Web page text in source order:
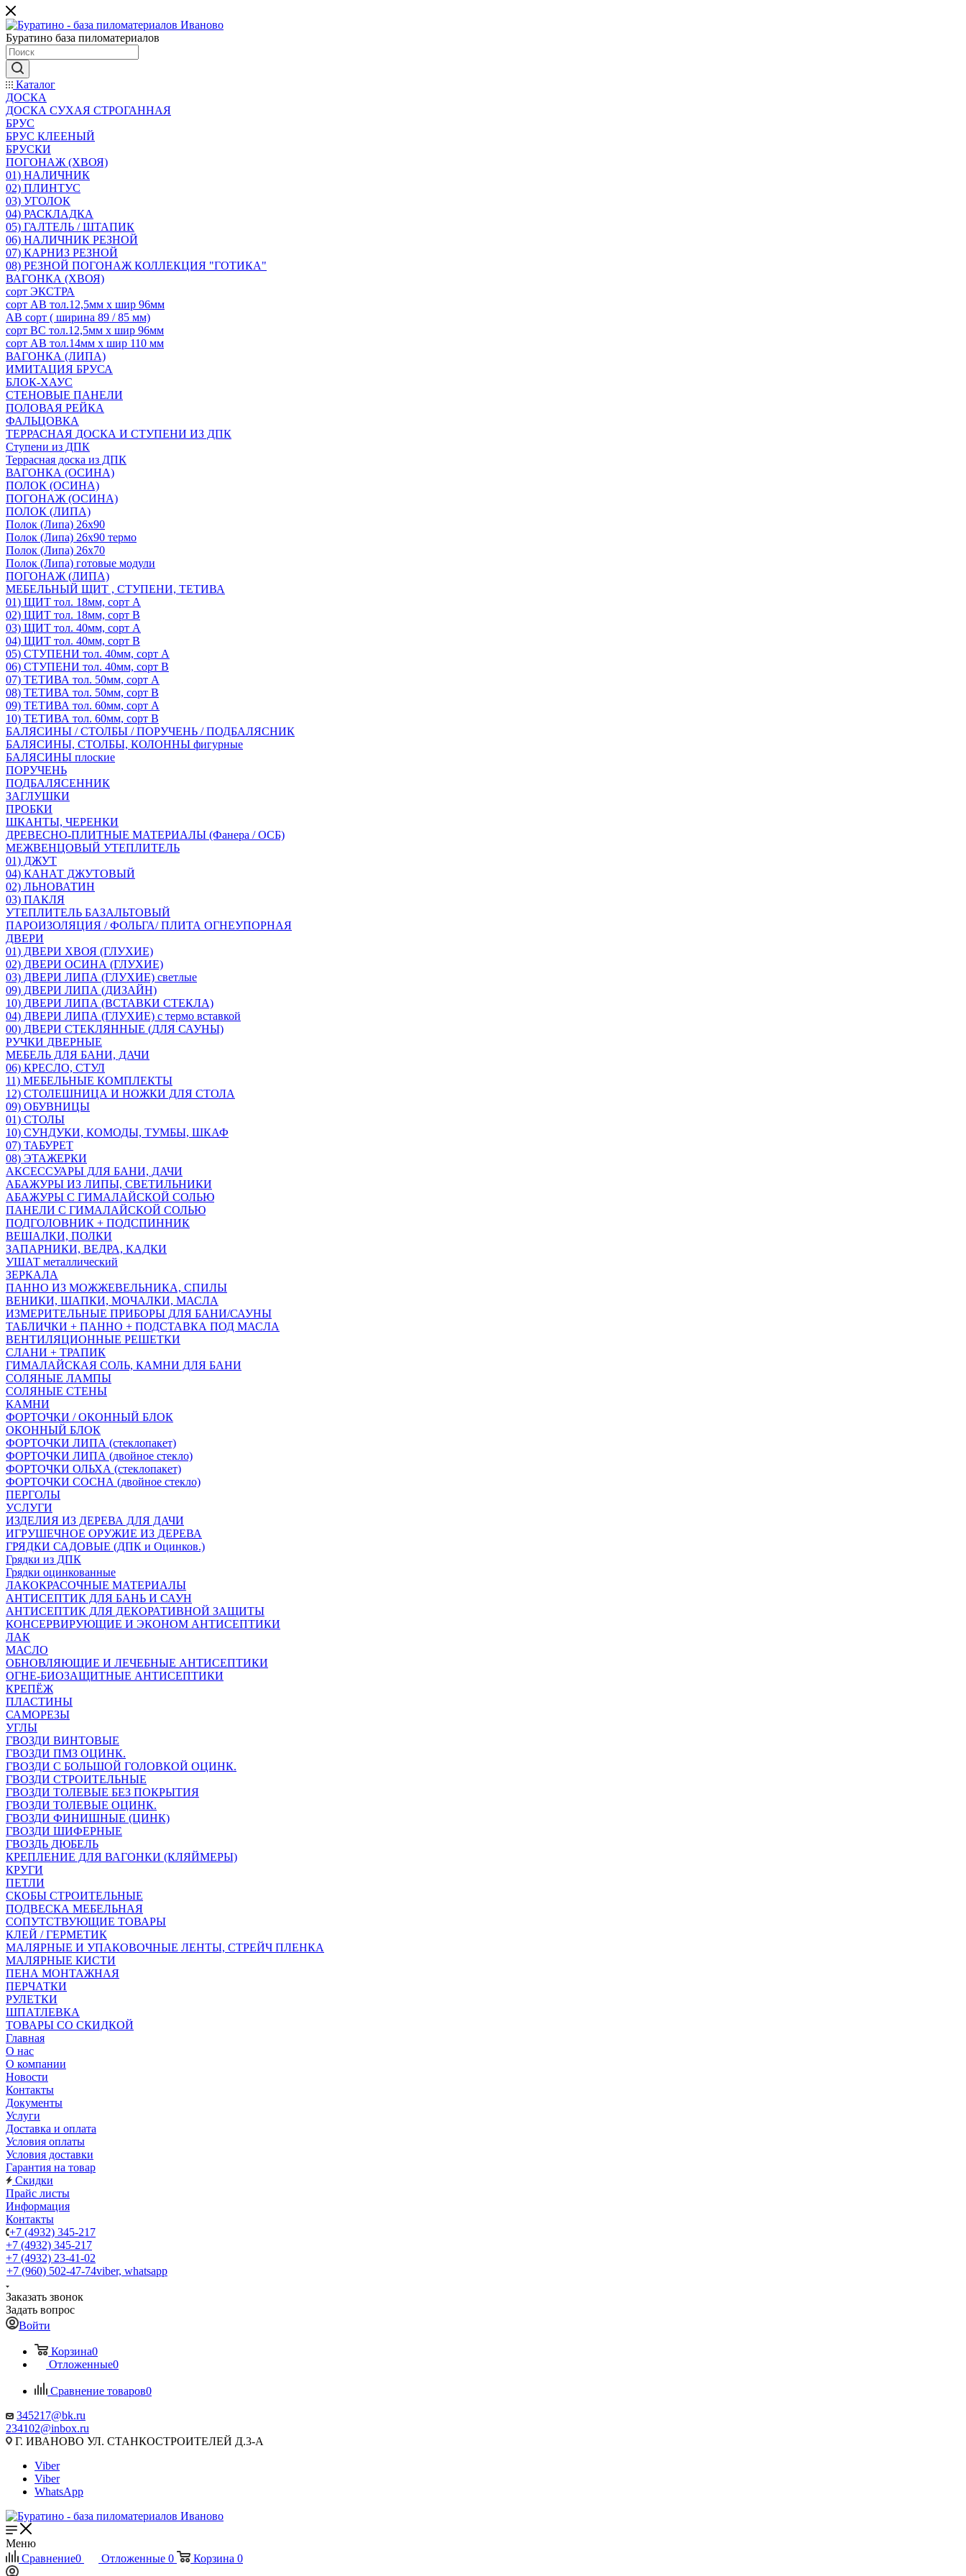
Буратино база пиломатериалов
Каталог
ДОСКА
ДОСКА СУХАЯ СТРОГАННАЯ
БРУС
БРУС КЛЕЕНЫЙ
БРУСКИ
ПОГОНАЖ (ХВОЯ)
01) НАЛИЧНИК
02) ПЛИНТУС
03) УГОЛОК
04) РАСКЛАДКА
05) ГАЛТЕЛЬ / ШТАПИК
06) НАЛИЧНИК РЕЗНОЙ
07) КАРНИЗ РЕЗНОЙ
08) РЕЗНОЙ ПОГОНАЖ КОЛЛЕКЦИЯ "ГОТИКА"
ВАГОНКА (ХВОЯ)
сорт ЭКСТРА
сорт АВ тол.12,5мм х шир 96мм
АВ сорт ( ширина 89 / 85 мм)
сорт ВС тол.12,5мм х шир 96мм
сорт АВ тол.14мм х шир 110 мм
ВАГОНКА (ЛИПА)
ИМИТАЦИЯ БРУСА
БЛОК-ХАУС
СТЕНОВЫЕ ПАНЕЛИ
ПОЛОВАЯ РЕЙКА
ФАЛЬЦОВКА
ТЕРРАСНАЯ ДОСКА И СТУПЕНИ ИЗ ДПК
Ступени из ДПК
Террасная доска из ДПК
ВАГОНКА (ОСИНА)
ПОЛОК (ОСИНА)
ПОГОНАЖ (ОСИНА)
ПОЛОК (ЛИПА)
Полок (Липа) 26х90
Полок (Липа) 26х90 термо
Полок (Липа) 26х70
Полок (Липа) готовые модули
ПОГОНАЖ (ЛИПА)
МЕБЕЛЬНЫЙ ЩИТ , СТУПЕНИ, ТЕТИВА
01) ЩИТ тол. 18мм, сорт А
02) ЩИТ тол. 18мм, сорт В
03) ЩИТ тол. 40мм, сорт А
04) ЩИТ тол. 40мм, сорт В
05) СТУПЕНИ тол. 40мм, сорт А
06) СТУПЕНИ тол. 40мм, сорт В
07) ТЕТИВА тол. 50мм, сорт А
08) ТЕТИВА тол. 50мм, сорт В
09) ТЕТИВА тол. 60мм, сорт А
10) ТЕТИВА тол. 60мм, сорт В
БАЛЯСИНЫ / СТОЛБЫ / ПОРУЧЕНЬ / ПОДБАЛЯСНИК
БАЛЯСИНЫ, СТОЛБЫ, КОЛОННЫ фигурные
БАЛЯСИНЫ плоские
ПОРУЧЕНЬ
ПОДБАЛЯСЕННИК
ЗАГЛУШКИ
ПРОБКИ
ШКАНТЫ, ЧЕРЕНКИ
ДРЕВЕСНО-ПЛИТНЫЕ МАТЕРИАЛЫ (Фанера / ОСБ)
МЕЖВЕНЦОВЫЙ УТЕПЛИТЕЛЬ
01) ДЖУТ
04) КАНАТ ДЖУТОВЫЙ
02) ЛЬНОВАТИН
03) ПАКЛЯ
УТЕПЛИТЕЛЬ БАЗАЛЬТОВЫЙ
ПАРОИЗОЛЯЦИЯ / ФОЛЬГА/ ПЛИТА ОГНЕУПОРНАЯ
ДВЕРИ
01) ДВЕРИ ХВОЯ (ГЛУХИЕ)
02) ДВЕРИ ОСИНА (ГЛУХИЕ)
03) ДВЕРИ ЛИПА (ГЛУХИЕ) светлые
09) ДВЕРИ ЛИПА (ДИЗАЙН)
10) ДВЕРИ ЛИПА (ВСТАВКИ СТЕКЛА)
04) ДВЕРИ ЛИПА (ГЛУХИЕ) с термо вставкой
00) ДВЕРИ СТЕКЛЯННЫЕ (ДЛЯ САУНЫ)
РУЧКИ ДВЕРНЫЕ
МЕБЕЛЬ ДЛЯ БАНИ, ДАЧИ
06) КРЕСЛО, СТУЛ
11) МЕБЕЛЬНЫЕ КОМПЛЕКТЫ
12) СТОЛЕШНИЦА И НОЖКИ ДЛЯ СТОЛА
09) ОБУВНИЦЫ
01) СТОЛЫ
10) СУНДУКИ, КОМОДЫ, ТУМБЫ, ШКАФ
07) ТАБУРЕТ
08) ЭТАЖЕРКИ
АКСЕССУАРЫ ДЛЯ БАНИ, ДАЧИ
АБАЖУРЫ ИЗ ЛИПЫ, СВЕТИЛЬНИКИ
АБАЖУРЫ С ГИМАЛАЙСКОЙ СОЛЬЮ
ПАНЕЛИ С ГИМАЛАЙСКОЙ СОЛЬЮ
ПОДГОЛОВНИК + ПОДСПИННИК
ВЕШАЛКИ, ПОЛКИ
ЗАПАРНИКИ, ВЕДРА, КАДКИ
УШАТ металлический
ЗЕРКАЛА
ПАННО ИЗ МОЖЖЕВЕЛЬНИКА, СПИЛЫ
ВЕНИКИ, ШАПКИ, МОЧАЛКИ, МАСЛА
ИЗМЕРИТЕЛЬНЫЕ ПРИБОРЫ ДЛЯ БАНИ/САУНЫ
ТАБЛИЧКИ + ПАННО + ПОДСТАВКА ПОД МАСЛА
ВЕНТИЛЯЦИОННЫЕ РЕШЕТКИ
СЛАНИ + ТРАПИК
ГИМАЛАЙСКАЯ СОЛЬ, КАМНИ ДЛЯ БАНИ
СОЛЯНЫЕ ЛАМПЫ
СОЛЯНЫЕ СТЕНЫ
КАМНИ
ФОРТОЧКИ / ОКОННЫЙ БЛОК
ОКОННЫЙ БЛОК
ФОРТОЧКИ ЛИПА (стеклопакет)
ФОРТОЧКИ ЛИПА (двойное стекло)
ФОРТОЧКИ ОЛЬХА (стеклопакет)
ФОРТОЧКИ СОСНА (двойное стекло)
ПЕРГОЛЫ
УСЛУГИ
ИЗДЕЛИЯ ИЗ ДЕРЕВА ДЛЯ ДАЧИ
ИГРУШЕЧНОЕ ОРУЖИЕ ИЗ ДЕРЕВА
ГРЯДКИ САДОВЫЕ (ДПК и Оцинков.)
Грядки из ДПК
Грядки оцинкованные
ЛАКОКРАСОЧНЫЕ МАТЕРИАЛЫ
АНТИСЕПТИК ДЛЯ БАНЬ И САУН
АНТИСЕПТИК ДЛЯ ДЕКОРАТИВНОЙ ЗАЩИТЫ
КОНСЕРВИРУЮЩИЕ И ЭКОНОМ АНТИСЕПТИКИ
ЛАК
МАСЛО
ОБНОВЛЯЮЩИЕ И ЛЕЧЕБНЫЕ АНТИСЕПТИКИ
ОГНЕ-БИОЗАЩИТНЫЕ АНТИСЕПТИКИ
КРЕПЁЖ
ПЛАСТИНЫ
САМОРЕЗЫ
УГЛЫ
ГВОЗДИ ВИНТОВЫЕ
ГВОЗДИ ПМЗ ОЦИНК.
ГВОЗДИ С БОЛЬШОЙ ГОЛОВКОЙ ОЦИНК.
ГВОЗДИ СТРОИТЕЛЬНЫЕ
ГВОЗДИ ТОЛЕВЫЕ БЕЗ ПОКРЫТИЯ
ГВОЗДИ ТОЛЕВЫЕ ОЦИНК.
ГВОЗДИ ФИНИШНЫЕ (ЦИНК)
ГВОЗДИ ШИФЕРНЫЕ
ГВОЗДЬ ДЮБЕЛЬ
КРЕПЛЕНИЕ ДЛЯ ВАГОНКИ (КЛЯЙМЕРЫ)
КРУГИ
ПЕТЛИ
СКОБЫ СТРОИТЕЛЬНЫЕ
ПОДВЕСКА МЕБЕЛЬНАЯ
СОПУТСТВУЮЩИЕ ТОВАРЫ
КЛЕЙ / ГЕРМЕТИК
МАЛЯРНЫЕ И УПАКОВОЧНЫЕ ЛЕНТЫ, СТРЕЙЧ ПЛЕНКА
МАЛЯРНЫЕ КИСТИ
ПЕНА МОНТАЖНАЯ
ПЕРЧАТКИ
РУЛЕТКИ
ШПАТЛЕВКА
ТОВАРЫ СО СКИДКОЙ
Главная
О нас
О компании
Новости
Контакты
Документы
Услуги
Доставка и оплата
Условия оплаты
Условия доставки
Гарантия на товар
Скидки
Прайс листы
Информация
Контакты
+7 (4932) 345-217
+7 (4932) 345-217
+7 (4932) 23-41-02
+7 (960) 502-47-74viber, whatsapp
Заказать звонок
Задать вопрос
Войти
Корзина0
Отложенные0
Сравнение товаров0
345217@bk.ru
234102@inbox.ru
Г. ИВАНОВО УЛ. СТАНКОСТРОИТЕЛЕЙ Д.3-А
Viber
Viber
WhatsApp
Меню
Сравнение0 Отложенные 0 Корзина 0